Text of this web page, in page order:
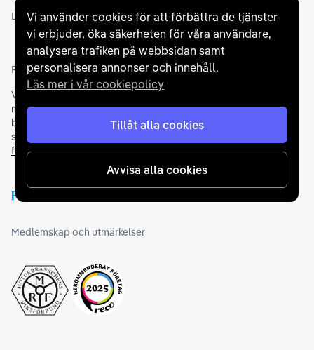
Vi använder cookies för att förbättra de tjänster
vi erbjuder, öka säkerheten för våra användare,
analysera trafiken på webbsidan samt
personalisera annonser och innehåll.
Läs mer i vår cookiepolicy
Tillåt alla cookies
Avvisa alla cookies
Läs mer om hur Carla hanterardina personuppgifter
Partners och betallösningar
Vi samarbetar med
flertalet banker
möjliga finansieringslösning och stödjer en rad olika
betalningsmetoder. För att du ska känna dig trygg vid ditt köp
samarbetar vi med Folksam och AutoConcept gällande
försäkringar och garantier.
Medlemskap och utmärkelser